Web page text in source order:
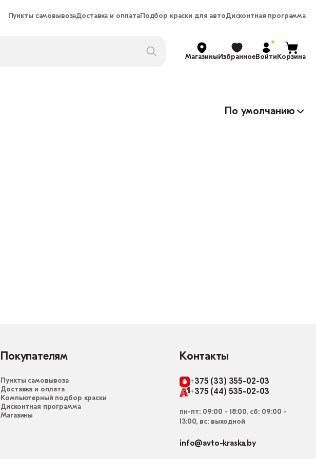
Пункты самовывозаДоставка и оплатаПодбор краски для автоДисконтная программа
МагазиныИзбранноеВойтиКорзина
По умолчанию
Покупателям
Пункты самовывоза
Доставка и оплата
Компьютерный подбор краски
Дисконтная программа
Магазины
Контакты
+375 (33) 355-02-03
+375 (44) 535-02-03
пн-пт: 09:00 - 18:00, сб: 09:00 -
13:00, вс: выходной
info@avto-kraska.by